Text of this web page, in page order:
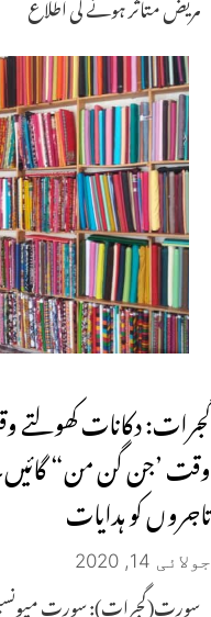
گجرات: دکانات کھولتے
وقت ’جن گن من“
تاجروں کو ہدایات
جولائی 14, 2020
سورت(گجرات): سورت